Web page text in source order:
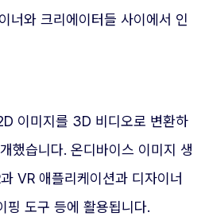
너와 크리에이터들 사이에서 인
이미지를 3D 비디오로 변환하
했습니다. 온디바이스 이미지 생
VR 애플리케이션과 디자이너
핑 도구 등에 활용됩니다.